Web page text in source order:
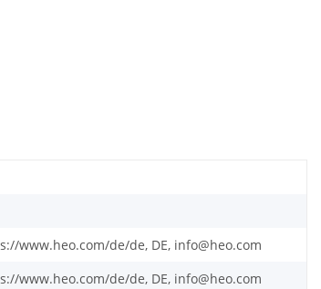
www.heo.com/de/de, DE, info@heo.com
www.heo.com/de/de, DE, info@heo.com